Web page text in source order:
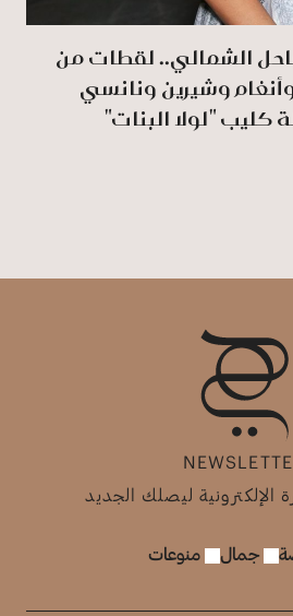
الشمالي.. لقطات من
وشيرين ونانسي
كليب "لولا البنات"
الإلكترونية ليصلك الجديد
جمال منوعات